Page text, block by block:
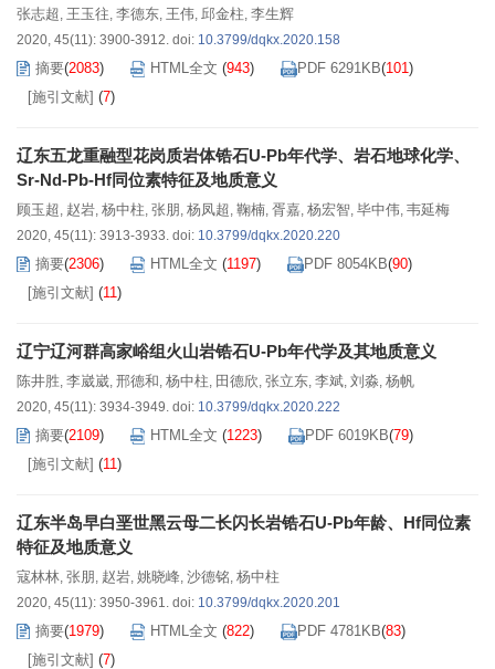
张志超, 王玉往, 李德东, 王伟, 邱金柱, 李生辉
2020, 45(11): 3900-3912. doi: 10.3799/dqkx.2020.158
摘要(2083) HTML全文 (943) PDF 6291KB(101)
[施引文献] (7)
辽东五龙重融型花岗质岩体锆石U-Pb年代学、岩石地球化学、
Sr-Nd-Pb-Hf同位素特征及地质意义
顾玉超, 赵岩, 杨中柱, 张朋 , 杨凤超, 鞠楠, 胥嘉, 杨宏智, 毕中伟, 韦延梅
2020, 45(11): 3913-3933. doi: 10.3799/dqkx.2020.220
摘要(2306) HTML全文 (1197) PDF 8054KB(90)
[施引文献] (11)
辽宁辽河群高家峪组火山岩锆石U-Pb年代学及其地质意义
陈井胜, 李崴崴, 邢德和, 杨中柱, 田德欣, 张立东, 李斌, 刘淼, 杨帆
2020, 45(11): 3934-3949. doi: 10.3799/dqkx.2020.222
摘要(2109) HTML全文 (1223) PDF 6019KB(79)
[施引文献] (11)
辽东半岛早白垩世黑云母二长闪长岩锆石U-Pb年龄、Hf同位素
特征及地质意义
寇林林, 张朋 , 赵岩, 姚晓峰, 沙德铭, 杨中柱
2020, 45(11): 3950-3961. doi: 10.3799/dqkx.2020.201
摘要(1979) HTML全文 (822) PDF 4781KB(83)
[施引文献] (7)